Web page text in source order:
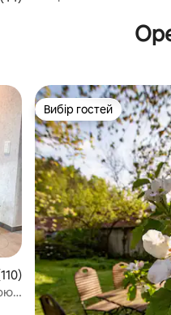
оцінка: 5 з 5, відгуки: 110
Вибір гостей
Вибір гостей